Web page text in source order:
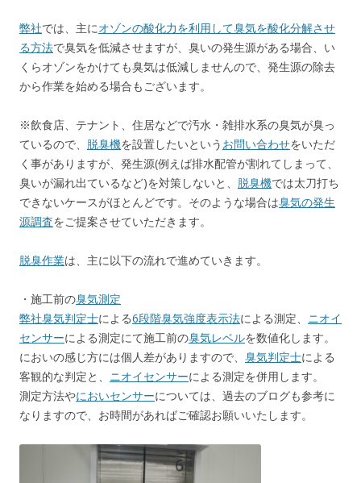
弊社では、主にオゾンの酸化力を利用して臭気を酸化分解させ
る方法で臭気を低減させますが、臭いの発生源がある場合、い
くらオゾンをかけても臭気は低減しませんので、発生源の除去
から作業を始める場合もございます。
※飲食店、テナント、住居などで汚水・雑排水系の臭気が臭っ
ているので、 脱臭機を設置したいという お問い合わせをいただ
く事がありますが、発生源(例えば排水配管が割れてしまって、
臭いが漏れ出ているなど)を対策しないと、 脱臭機では太刀打ち
できないケースがほとんどです。そのような場合は臭気の発生
源調査をご提案させていただきます。
脱臭作業は、主に以下の流れで進めていきます。
・施工前の臭気測定
弊社臭気判定士による6段階臭気強度表示法による測定、 ニオイ
センサーによる測定にて施工前の臭気レベルを数値化します。
においの感じ方には個人差がありますので、 臭気判定士による
客観的な判定と、 ニオイセンサーによる測定を併用します。
測定方法やにおいセンサーについては、過去のブログも参考に
なりますので、お時間があればご確認お願いいたします。